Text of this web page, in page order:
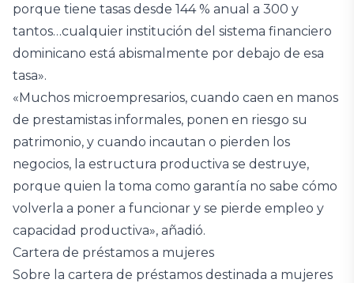
porque tiene tasas desde 144 % anual a 300 y
tantos…cualquier institución del sistema financiero
dominicano está abismalmente por debajo de esa
tasa».
«Muchos microempresarios, cuando caen en manos
de prestamistas informales, ponen en riesgo su
patrimonio, y cuando incautan o pierden los
negocios, la estructura productiva se destruye,
porque quien la toma como garantía no sabe cómo
volverla a poner a funcionar y se pierde empleo y
capacidad productiva», añadió.
Cartera de préstamos a mujeres
Sobre la cartera de préstamos destinada a mujeres